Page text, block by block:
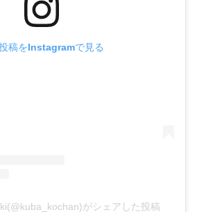
稿をInstagramで見る
がシェアした投稿